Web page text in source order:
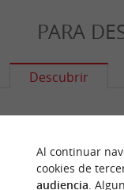
PARA
Descubrir
Al continuar
cookies de
audiencia .